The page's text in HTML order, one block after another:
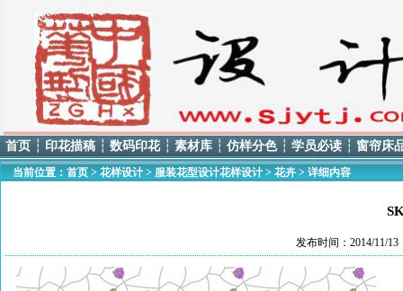
首页 ┆ 印花描稿 ┆ 数码印花 ┆ 素材库 ┆ 仿样分色 ┆ 学员必读 ┆ 窗帘床
当前位置： 首页 > 花样设计 > 服装花型设计花样设计 > 花卉 > 详细内容
发布时间：2014/11/